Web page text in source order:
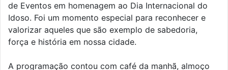
de Eventos em homenagem ao Dia Internacional do
Idoso. Foi um momento especial para reconhecer e
valorizar aqueles que são exemplo de sabedoria,
força e história em nossa cidade.
A programação contou com café da manhã, almoço